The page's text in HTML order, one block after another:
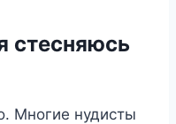
стесняюсь
Многие нудисты